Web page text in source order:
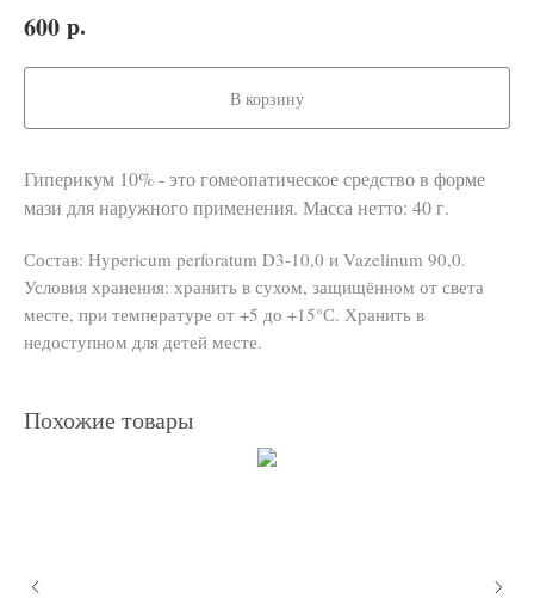
600 р.
В корзину
Гиперикум 10% - это гомеопатическое средство в форме
мази для наружного применения. Масса нетто: 40 г.
Состав: Hypericum perforatum D3-10,0 и Vazelinum 90,0.
Условия хранения: хранить в сухом, защищённом от света
месте, при температуре от +5 до +15°С. Хранить в
недоступном для детей месте.
Похожие товары